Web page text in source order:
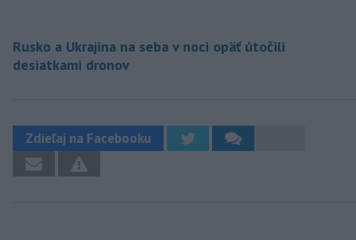
Rusko a Ukrajina na seba v noci opäť útočili
desiatkami dronov
Zdieľaj na Facebooku